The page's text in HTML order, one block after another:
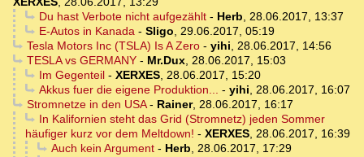
Du hast Verbote nicht aufgezählt- Herb, 28.06.2017, 13:37
E-Autos in Kanada- Sligo, 29.06.2017, 05:19
Tesla Motors Inc (TSLA) Is A Zero- yihi, 28.06.2017, 14:56
TESLA vs GERMANY- Mr.Dux, 28.06.2017, 15:03
Im Gegenteil- XERXES, 28.06.2017, 15:20
Akkus fuer die eigene Produktion... - yihi, 28.06.2017, 16:07
Stromnetze in den USA- Rainer, 28.06.2017, 16:17
In Kalifornien steht das Grid (Stromnetz) jeden Sommer
häufiger kurz vor dem Meltdown! - XERXES, 28.06.2017, 16:39
Auch kein Argument- Herb, 28.06.2017, 17:29